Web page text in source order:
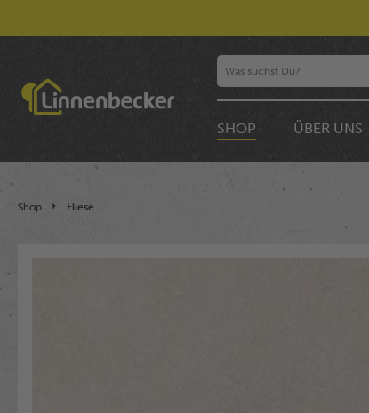
SHOP ÜBER UNS
Shop Fliese